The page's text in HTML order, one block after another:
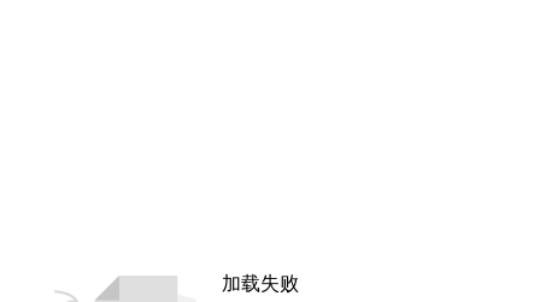
加载失败